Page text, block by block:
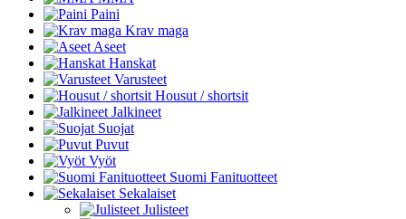
Paini
Krav maga
Aseet
Hanskat
Varusteet
Housut / shortsit
Jalkineet
Suojat
Puvut
Vyöt
Suomi Fanituotteet
Sekalaiset
Julisteet